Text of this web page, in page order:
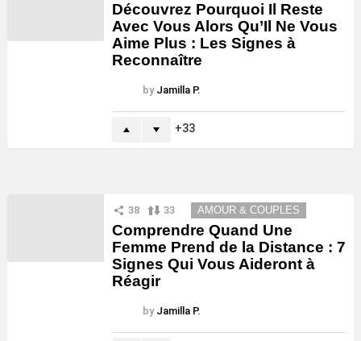
Découvrez Pourquoi Il Reste
Avec Vous Alors Qu’Il Ne Vous
Aime Plus : Les Signes à
Reconnaître
by Jamilla P.
33
38 33 AMOUR & COUPLES
Comprendre Quand Une
Femme Prend de la Distance : 7
Signes Qui Vous Aideront à
Réagir
by Jamilla P.